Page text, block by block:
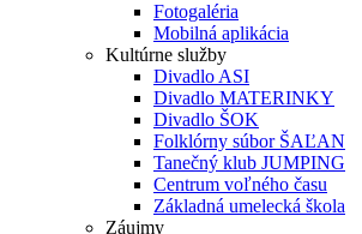
Fotogaléria
Mobilná aplikácia
Kultúrne služby
Divadlo ASI
Divadlo MATERINKY
Divadlo ŠOK
Folklórny súbor ŠAĽAN
Tanečný klub JUMPING
Centrum voľného času
Základná umelecká škola
Záujmy